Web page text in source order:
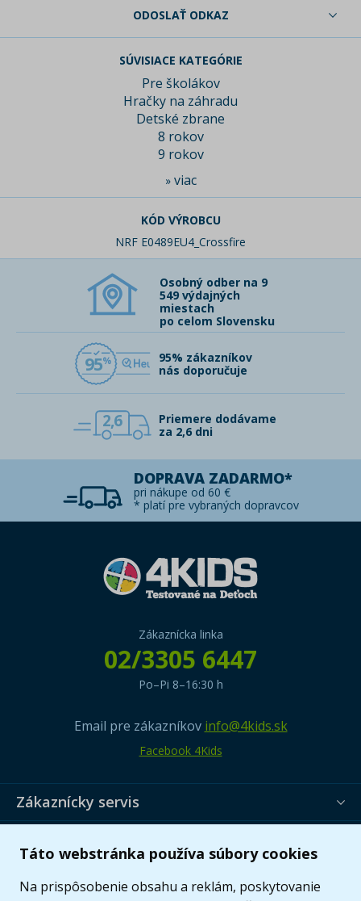
Táto webstránka používa súbory cookies
Na prispôsobenie obsahu a reklám, poskytovanie
ODOSLAŤ ODKAZ
SÚVISIACE KATEGÓRIE
Pre školákov
Hračky na záhradu
Detské zbrane
8 rokov
9 rokov
» viac
KÓD VÝROBCU
NRF E0489EU4_Crossfire
Osobný odber na 9
549 výdajných
miestach
po celom Slovensku
95
95% zákazníkov
nás doporučuje
2,6
Priemere dodávame
za 2,6 dni
DOPRAVA ZADARMO*
pri nákupe od 60 €
* platí pre vybraných dopravcov
Zákaznícka linka
02/3305 6447
Po–Pi 8–16:30 h
Email pre zákazníkov info@4kids.sk
Facebook 4Kids
Zákaznícky servis